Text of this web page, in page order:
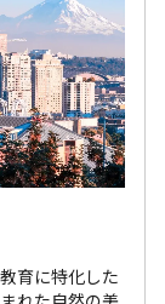
育に特化した